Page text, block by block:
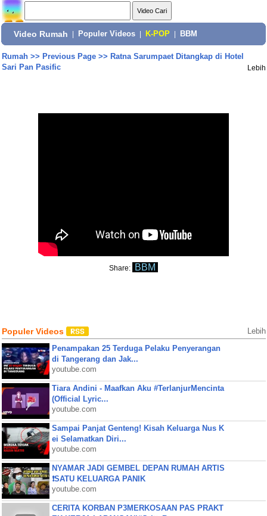
Video Rumah Populer Videos K-POP BBM
Rumah>> Previous Page>> Ratna Sarumpaet Ditangkap di Hotel
Sari Pan Pasific
Lebih
Share: BBM
Populer Videos Lebih
Penampakan 25 Terduga Pelaku Penyerangan
di Tangerang dan Jak...
youtube.com
Tiara Andini - Maafkan Aku #TerlanjurMencinta
(Official Lyric...
youtube.com
Sampai Panjat Genteng! Kisah Keluarga Nus K
ei Selamatkan Diri...
youtube.com
NYAMAR JADI GEMBEL DEPAN RUMAH ARTIS
❗SATU KELUARGA PANIK
youtube.com
CERITA KORBAN P3MERKOSAAN PAS PRAKT